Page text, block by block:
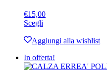
nella
prodotto
€15,00
Scegli
ha
varianti.
Le
Aggiungi alla wishlist
In offerta!